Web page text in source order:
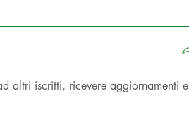
altri iscritti, ricevere aggiornamenti e